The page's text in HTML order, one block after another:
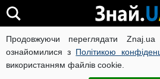
Продовжуючи переглядати
ознайомилися з Політикою
використанням файлів cookie.
ВІЙНА РОСІЇ ПРОТИ УКРАЇНИ